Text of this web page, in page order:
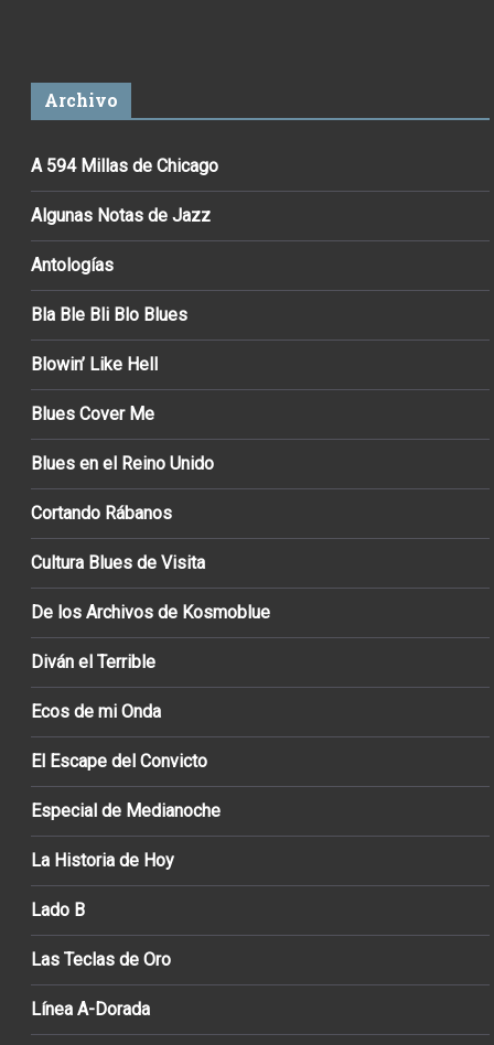
Archivo
A 594 Millas de Chicago
Algunas Notas de Jazz
Antologías
Bla Ble Bli Blo Blues
Blowin’ Like Hell
Blues Cover Me
Blues en el Reino Unido
Cortando Rábanos
Cultura Blues de Visita
De los Archivos de Kosmoblue
Diván el Terrible
Ecos de mi Onda
El Escape del Convicto
Especial de Medianoche
La Historia de Hoy
Lado B
Las Teclas de Oro
Línea A-Dorada